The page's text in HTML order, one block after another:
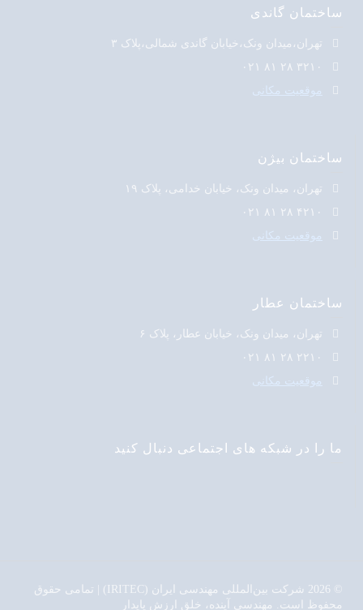
ساختمان گاندی
تهران،میدان ونک،خیابان گاندی شمالی،پلاک ۳
۳۲۱۰ ۲۸ ۸۱ ۰۲۱
موقعیت مکانی
ساختمان بیژن
تهران، میدان ونک، خیابان خدامی، پلاک ۱۹
۴۲۱۰ ۲۸ ۸۱ ۰۲۱
موقعیت مکانی
ساختمان عطار
تهران، میدان ونک، خیابان عطار، پلاک ۶
۲۲۱۰ ۲۸ ۸۱ ۰۲۱
موقعیت مکانی
ما را در شبکه های اجتماعی دنبال کنید
© 2026 شرکت بین‌المللی مهندسی ایران (IRITEC) | تمامی حقوق
محفوظ است. مهندسی آینده، خلق ارزش پایدار